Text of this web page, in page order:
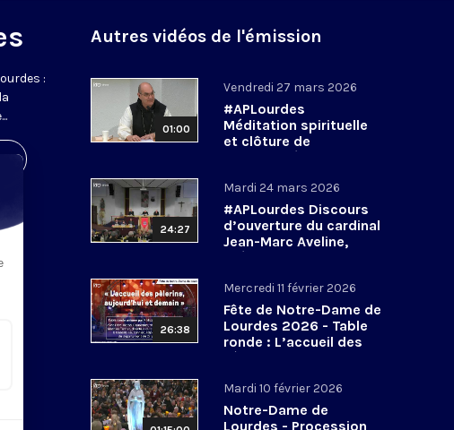
:
Autres vidéos de l'émission
01:00
Vendredi 27 mars 2026
#APLourdes
Méditation spirituelle
et clôture de
l’Assemblée des
mars 2026
24:27
Mardi 24 mars 2026
#APLourdes Discours
d’ouverture du cardinal
Jean-Marc Aveline,
président de la CEF -
26:38
Mercredi 11 février 2026
Fête de Notre-Dame de
Lourdes 2026 - Table
ronde : L’accueil des
pèlerins, aujourd’hui et
Mardi 10 février 2026
Notre-Dame de
Lourdes - Procession